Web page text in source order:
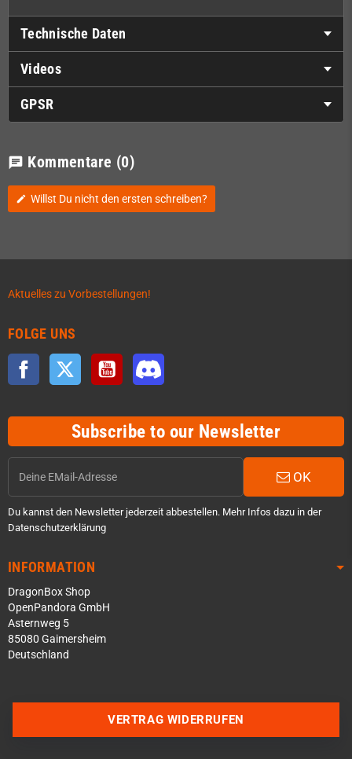
Technische Daten
Videos
GPSR
chat Kommentare (0)
edit Willst Du nicht den ersten schreiben?
Aktuelles zu Vorbestellungen!
FOLGE UNS
Facebook Twitter YouTube
Subscribe to our Newsletter
OK
Du kannst den Newsletter jederzeit abbestellen. Mehr Infos dazu in der
Datenschutzerklärung
INFORMATION
DragonBox Shop
OpenPandora GmbH
Asternweg 5
85080 Gaimersheim
Deutschland
VERTRAG WIDERRUFEN